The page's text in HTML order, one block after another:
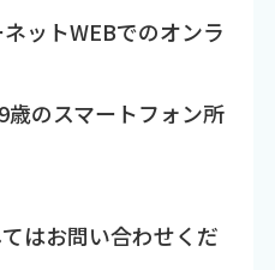
ットWEBでのオンラ
歳のスマートフォン所
はお問い合わせくだ